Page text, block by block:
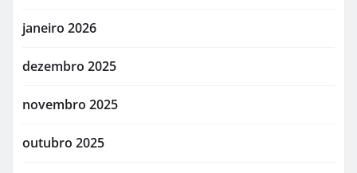
janeiro 2026
dezembro 2025
novembro 2025
outubro 2025